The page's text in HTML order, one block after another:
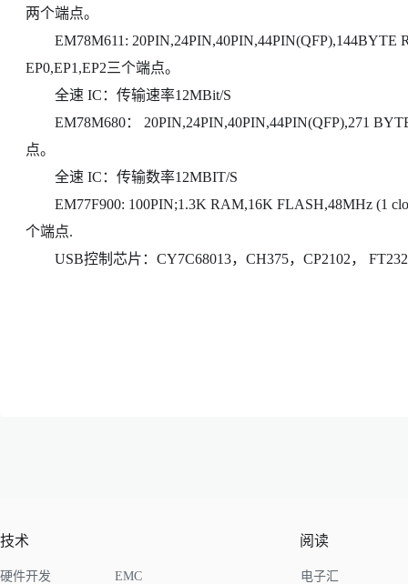
两个端点。
EM78M611: 20PIN,24PIN,40PIN,44PIN(QFP),144BYTE
EP0,EP1,EP2三个端点。
全速 IC：传输速率12MBit/S
EM78M680： 20PIN,24PIN,40PIN,44PIN(QFP),271
点。
全速 IC：传输数率12MBIT/S
EM77F900: 100PIN;1.3K RAM,16K FLASH,48MHz (1
个端点.
USB控制芯片：CY7C68013，CH375，CP2102，
技术
硬件开发 EMC
阅读
电子汇